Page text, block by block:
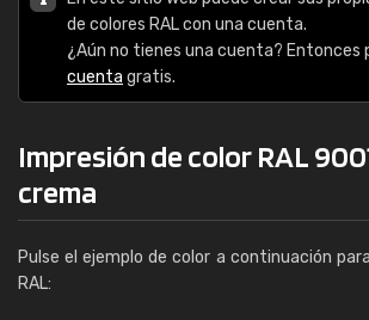
de colores RAL con una cuenta.
¿Aún no tienes una cuenta? Entonces
cuenta gratis.
Impresión de color RAL
crema
Pulse el ejemplo de color a continuación
RAL: